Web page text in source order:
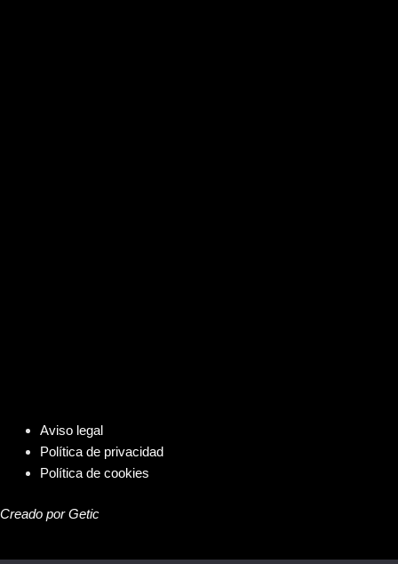
Aviso legal
Política de privacidad
Política de cookies
Creado por Getic